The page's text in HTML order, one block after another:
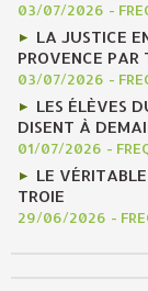
03/07/2026 -
LA JUSTICE
PROVENCE PAR
03/07/2026 -
LES ÉLÈVES
DISENT À
01/07/2026 -
LE
TROIE
29/06/2026 -